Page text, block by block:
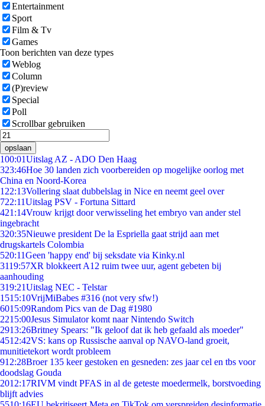
Entertainment
Sport
Film & Tv
Games
Toon berichten van deze types
Weblog
Column
(P)review
Special
Poll
Scrollbar gebruiken
opslaan
100:01Uitslag AZ - ADO Den Haag
323:46Hoe 30 landen zich voorbereiden op mogelijke oorlog met
China en Noord-Korea
1 22:13Vollering slaat dubbelslag in Nice en neemt geel over
722:11Uitslag PSV - Fortuna Sittard
421:14Vrouw krijgt door verwisseling het embryo van ander stel
ingebracht
320:35Nieuwe president De la Espriella gaat strijd aan met
drugskartels Colombia
520:11Geen 'happy end' bij seksdate via Kinky.nl
3119:57XR blokkeert A12 ruim twee uur, agent gebeten bij
aanhouding
319:21Uitslag NEC - Telstar
1515:10VrijMiBabes #316 (not very sfw!)
6015:09Random Pics van de Dag #1980
2215:00Jesus Simulator komt naar Nintendo Switch
2913:26Britney Spears: "Ik geloof dat ik heb gefaald als moeder"
4512:42VS: kans op Russische aanval op NAVO-land groeit,
munitietekort wordt probleem
912:28Broer 135 keer gestoken en gesneden: zes jaar cel en tbs voor
doodslag Gouda
2012:17RIVM vindt PFAS in al de geteste moedermelk, borstvoeding
blijft advies